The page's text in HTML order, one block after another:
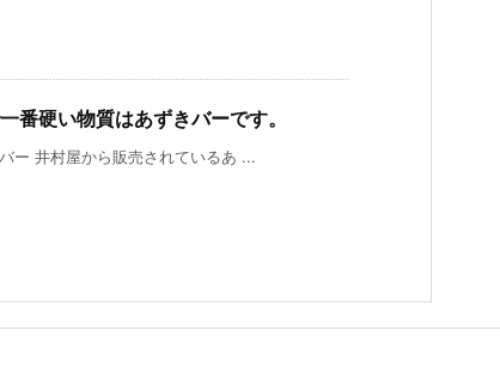
番硬い物質はあずきバーです。
ー 井村屋から販売されているあ ...